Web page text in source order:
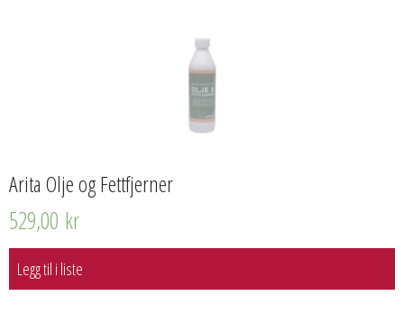
Arita Olje og Fettfjerner
529,00 kr
Legg til i liste